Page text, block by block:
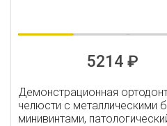
5214 ₽
Демонстрационная
челюсти с металлическими
минивинтами,